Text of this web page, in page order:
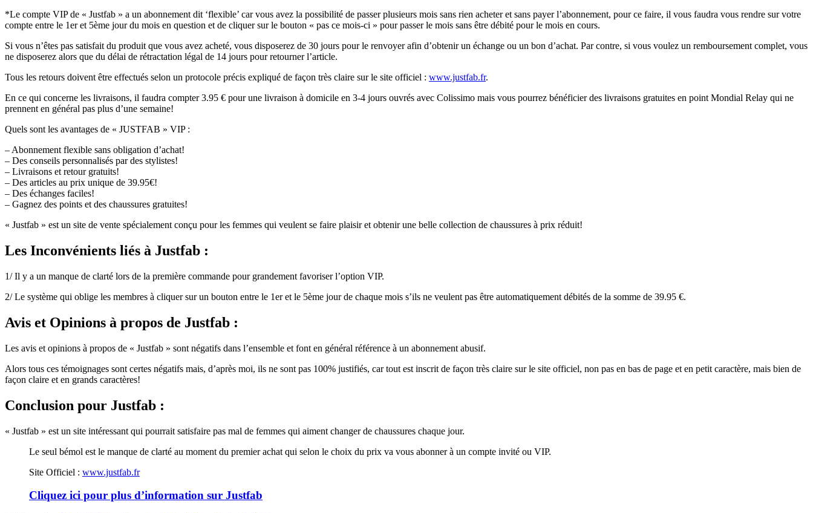
*Le compte VIP de « Justfab » a un abonnement dit ‘flexible’ car vous avez la possibilité de passer plusieurs mois sans rien acheter et sans payer l’abonnement, pour ce faire, il vous faudra vous rendre sur votre
compte entre le 1er et 5ème jour du mois en question et de cliquer sur le bouton « pas ce mois-ci » pour passer le mois sans être débité pour le mois en cours.
Si vous n’êtes pas satisfait du produit que vous avez acheté, vous disposerez de 30 jours pour le renvoyer afin d’obtenir un échange ou un bon d’achat. Par contre, si vous voulez un remboursement complet, vous
ne disposerez alors que du délai de rétractation légal de 14 jours pour retourner l’article.
Tous les retours doivent être effectués selon un protocole précis expliqué de façon très claire sur le site officiel : www.justfab.fr.
En ce qui concerne les livraisons, il faudra compter 3.95 € pour une livraison à domicile en 3-4 jours ouvrés avec Colissimo mais vous pourrez bénéficier des livraisons gratuites en point Mondial Relay qui ne
prennent en général pas plus d’une semaine!
Quels sont les avantages de « JUSTFAB » VIP :
– Abonnement flexible sans obligation d’achat!
– Des conseils personnalisés par des stylistes!
– Livraisons et retour gratuits!
– Des articles au prix unique de 39.95€!
– Des échanges faciles!
– Gagnez des points et des chaussures gratuites!
« Justfab » est un site de vente spécialement conçu pour les femmes qui veulent se faire plaisir et obtenir une belle collection de chaussures à prix réduit!
Les Inconvénients liés à Justfab :
1/ Il y a un manque de clarté lors de la première commande pour grandement favoriser l’option VIP.
2/ Le système qui oblige les membres à cliquer sur un bouton entre le 1er et le 5ème jour de chaque mois s’ils ne veulent pas être automatiquement débités de la somme de 39.95 €.
Avis et Opinions à propos de Justfab :
Les avis et opinions à propos de « Justfab » sont négatifs dans l’ensemble et font en général référence à un abonnement abusif.
Alors tous ces témoignages sont certes négatifs mais, d’après moi, ils ne sont pas 100% justifiés, car tout est inscrit de façon très claire sur le site officiel, non pas en bas de page et en petit caractère, mais bien de
façon claire et en grands caractères!
Conclusion pour Justfab :
« Justfab » est un site intéressant qui pourrait satisfaire pas mal de femmes qui aiment changer de chaussures chaque jour.
Le seul bémol est le manque de clarté au moment du premier achat qui selon le choix du prix va vous abonner à un compte invité ou VIP.
Site Officiel : www.justfab.fr
Cliquez ici pour plus d’information sur Justfab